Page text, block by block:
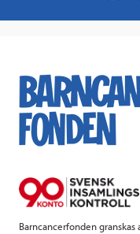
a
e
b
k
Barncancerfonden